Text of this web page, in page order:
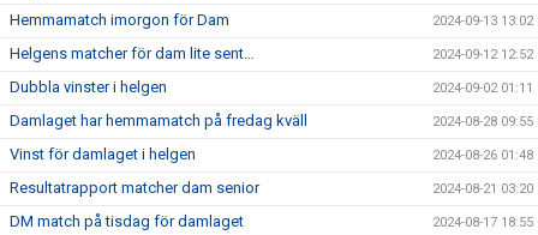
Hemmamatch imorgon för Dam 2024-09-13 13:02
Helgens matcher för dam lite sent… 2024-09-12 12:52
Dubbla vinster i helgen 2024-09-02 01:11
Damlaget har hemmamatch på fredag kväll 2024-08-28 09:55
Vinst för damlaget i helgen 2024-08-26 01:48
Resultatrapport matcher dam senior 2024-08-21 03:20
DM match på tisdag för damlaget 2024-08-17 18:55